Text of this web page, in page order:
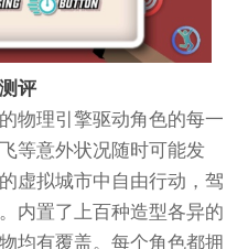
评
物理引擎驱动角色的每一
等意外状况随时可能发
虚拟城市中自由行动，驾
内置了上百种造型各异的
均有覆盖。每个角色都拥